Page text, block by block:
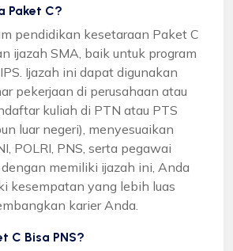
Paket C?
pendidikan kesetaraan Paket C
ijazah SMA, baik untuk program
Ijazah ini dapat digunakan
pekerjaan di perusahaan atau
kuliah di PTN atau PTS
luar negeri), menyesuaikan
POLRI, PNS, serta pegawai
dengan memiliki ijazah ini, Anda
kesempatan yang lebih luas
karier Anda.
C Bisa PNS?